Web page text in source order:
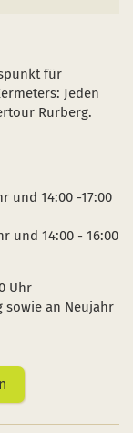
für
Jeden
Rurberg.
und 14:00 -17:00
und 14:00 - 16:00
Uhr
sowie an Neujahr